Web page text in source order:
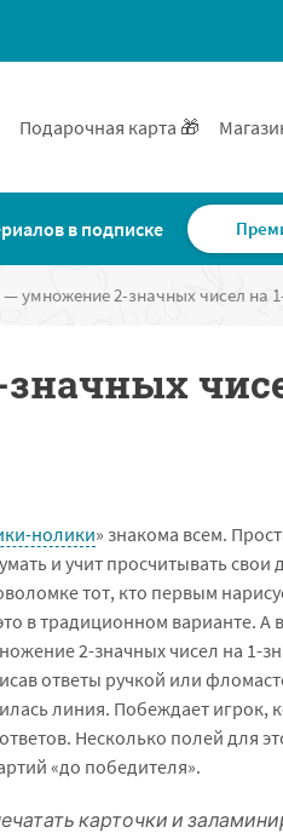
Подарочная карта 🎁
в подписке
умножение 2-значных чисел на
нолики» знакома всем.
и учит просчитывать
тот, кто первым
в традиционном варианте. А
2-значных чисел на 1-
ответы ручкой или
линия. Побеждает игрок,
Несколько полей для
«до победителя».
карточки и